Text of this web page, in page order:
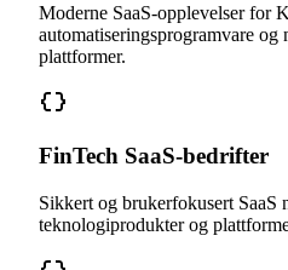
Moderne SaaS-opplevelser for
automatiseringsprogramvare og
plattformer.
FinTech SaaS-bedrifter
Sikkert og brukerfokusert SaaS
teknologiprodukter og